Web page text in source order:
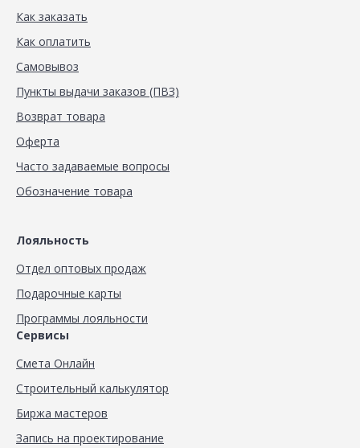
Как заказать
Как оплатить
Самовывоз
Пункты выдачи заказов (ПВЗ)
Возврат товара
Оферта
Часто задаваемые вопросы
Обозначение товара
Лояльность
Отдел оптовых продаж
Подарочные карты
Программы лояльности
Сервисы
Смета Онлайн
Строительный калькулятор
Биржа мастеров
Запись на проектирование